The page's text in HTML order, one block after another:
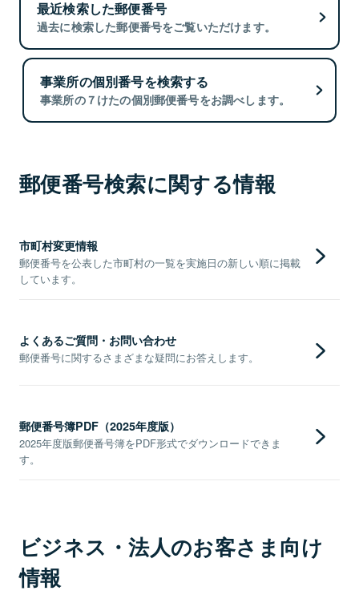
最近検索した郵便番号
過去に検索した郵便番号をご覧いただけます。
事業所の個別番号を検索する
事業所の７けたの個別郵便番号をお調べします。
郵便番号検索に関する情報
市町村変更情報
郵便番号を公表した市町村の一覧を実施日の新しい順に掲載
しています。
よくあるご質問・お問い合わせ
郵便番号に関するさまざまな疑問にお答えします。
郵便番号簿PDF（2025年度版）
2025年度版郵便番号簿をPDF形式でダウンロードできま
す。
ビジネス・法人のお客さま向け
情報